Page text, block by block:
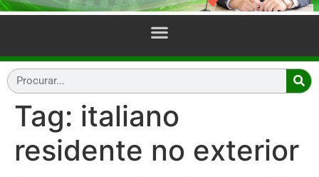
Tag: italiano
residente no exterior